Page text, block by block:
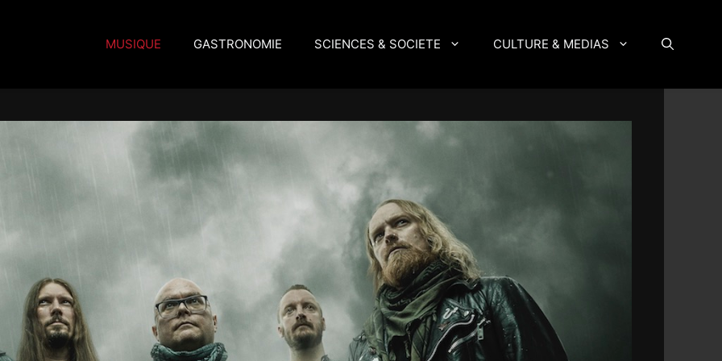
MUSIQUE GASTRONOMIE SCIENCES & SOCIETE CULTURE & MEDIAS